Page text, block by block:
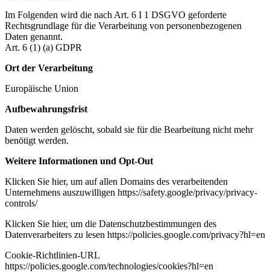
Im Folgenden wird die nach Art. 6 I 1 DSGVO geforderte
Rechtsgrundlage für die Verarbeitung von personenbezogenen
Daten genannt.
Art. 6 (1) (a) GDPR
Ort der Verarbeitung
Europäische Union
Aufbewahrungsfrist
Daten werden gelöscht, sobald sie für die Bearbeitung nicht mehr
benötigt werden.
Weitere Informationen und Opt-Out
Klicken Sie hier, um auf allen Domains des verarbeitenden
Unternehmens auszuwilligen https://safety.google/privacy/privacy-
controls/
Klicken Sie hier, um die Datenschutzbestimmungen des
Datenverarbeiters zu lesen https://policies.google.com/privacy?hl=en
Cookie-Richtlinien-URL
https://policies.google.com/technologies/cookies?hl=en